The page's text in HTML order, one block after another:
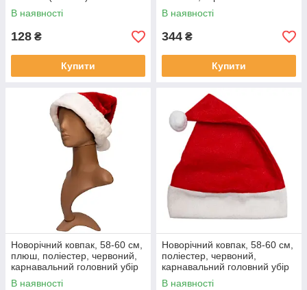
В наявності
128 ₴
Купити
головний убір для вечірок
(461950)
В наявності
344 ₴
Купити
Новорічний ковпак, 58-60 см,
плюш, поліестер, червоний,
карнавальний головний убір
для вечірок (460298)
В наявності
Новорічний ковпак, 58-60 см,
поліестер, червоний,
карнавальний головний убір
для вечірок (460328)
В наявності